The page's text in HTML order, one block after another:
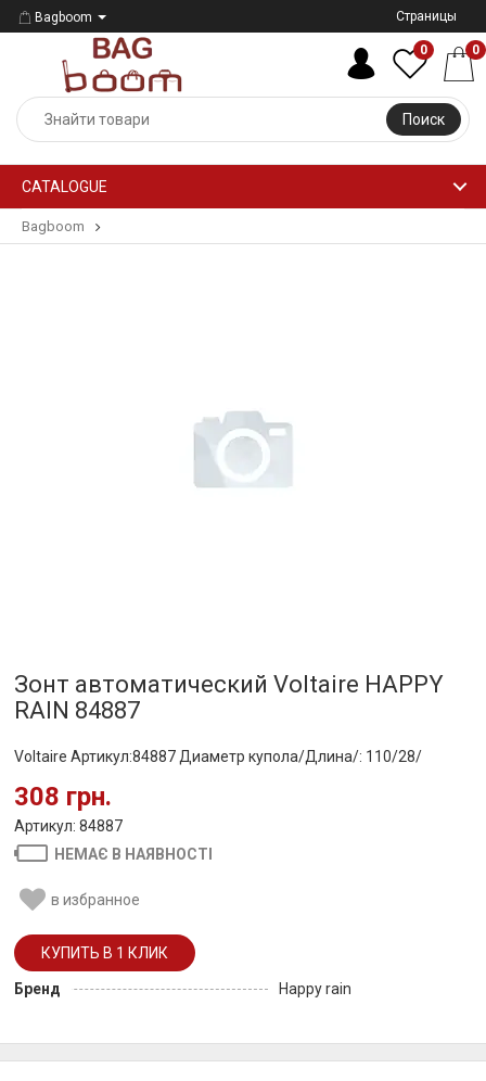
Bagboom Страницы
Поиск
0 0
CATALOGUE
Bagboom
Зонт автоматический Voltaire HAPPY
RAIN 84887
Voltaire Артикул:84887 Диаметр купола/Длина/: 110/28/
308 грн.
Артикул: 84887
НЕМАЄ В НАЯВНОСТІ
в избранное
Бренд Happy rain